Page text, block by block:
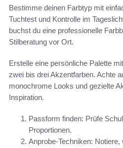
Bestimme deinen Farbtyp mit
Tuchtest und Kontrolle im
buchst du eine professionelle
Stilberatung vor Ort.
Erstelle eine persönliche Palette
zwei bis drei Akzentfarben. Achte
monochrome Looks und gezielte
Inspiration.
Passform finden: Prüfe
Proportionen.
Anprobe-Techniken: